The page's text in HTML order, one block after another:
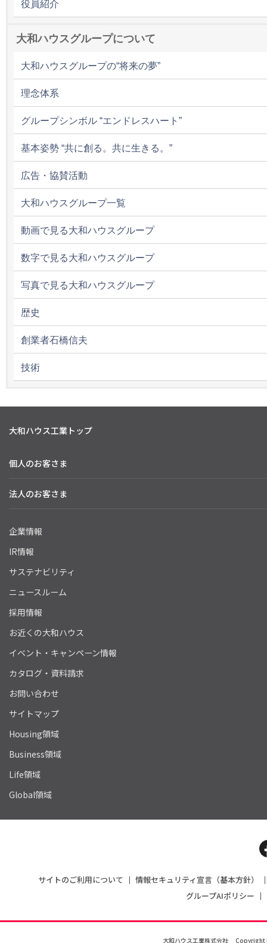
役員紹介
大和ハウスグループについて
大和ハウスグループの“将来の夢”
理念体系
グループシンボル “エンドレスハート”
基本姿勢 “共に創る。共に生きる。”
広告・協賛活動
大和ハウスグループ一覧
動画で見る大和ハウスグループ
数字で見る大和ハウスグループ
写真で見る大和ハウスグループ
歴史
創業者石橋信夫
技術
大和ハウス工業トップ
個人のお客さま
法人のお客さま
企業情報
IR情報
サステナビリティ
ニュースルーム
採用情報
お近くの大和ハウス
イベント・キャンペーン情報
カタログ・資料請求
お問い合わせ
サイトマップ
Housing領域
Business領域
Life領域
Global領域
サイトのご利用について
情報セキュリティ宣言（基本方針）
グループAIポリシー
大和ハウス工業株式会社 Copyright